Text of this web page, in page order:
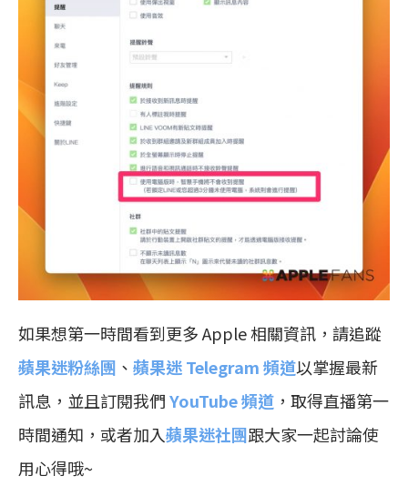
如果想第一時間看到更多 Apple 相關資訊，請追蹤
蘋果迷粉絲團 、 蘋果迷 Telegram 頻道以掌握最新
訊息，並且訂閱我們YouTube 頻道 ，取得直播第一
時間通知，或者加入蘋果迷社團跟大家一起討論使
用心得哦~